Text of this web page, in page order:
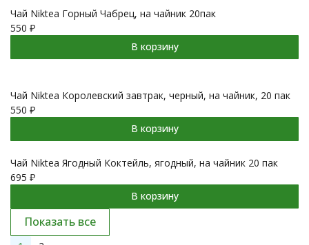
Чай Niktea Горный Чабрец, на чайник 20пак
550 ₽
В корзину
Чай Niktea Королевский завтрак, черный, на чайник, 20 пак
550 ₽
В корзину
Чай Niktea Ягодный Коктейль, ягодный, на чайник 20 пак
695 ₽
В корзину
Показать все